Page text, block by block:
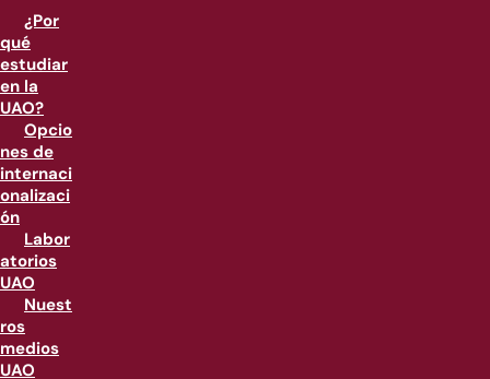
¿Por
qué
estudiar
en la
UAO?
Opcio
nes de
internaci
onalizaci
ón
Labor
atorios
UAO
Nuest
ros
medios
UAO